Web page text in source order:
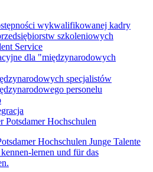
wykwalifikowanej kadry
szkoleniowych
Service
dla "międzynarodowych
specjalistów
personelu
Hochschulen Junge Talente
lernen und für das